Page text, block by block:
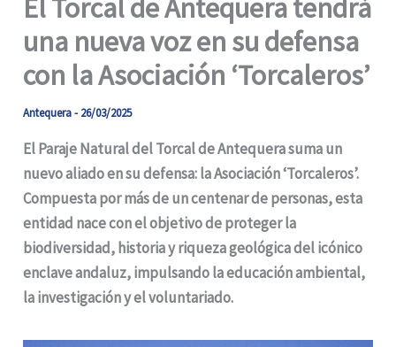
El Torcal de Antequera tendrá
una nueva voz en su defensa
con la Asociación ‘Torcaleros’
Antequera- 26/03/2025
El Paraje Natural del Torcal de Antequera suma un
nuevo aliado en su defensa: la Asociación ‘Torcaleros’.
Compuesta por más de un centenar de personas, esta
entidad nace con el objetivo de proteger la
biodiversidad, historia y riqueza geológica del icónico
enclave andaluz, impulsando la educación ambiental,
la investigación y el voluntariado.